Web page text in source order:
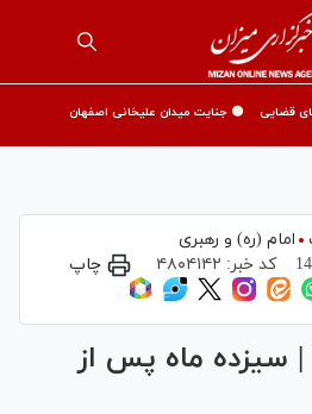
قضایی 🟡 جنایت میدان علیخانی اصفهان
امام (ره) و رهبری
کد خبر: ۴۸۰۴۱۴۲ چاپ
خط حزب‌الله ۴۷۰ | سیزده ماه پس از